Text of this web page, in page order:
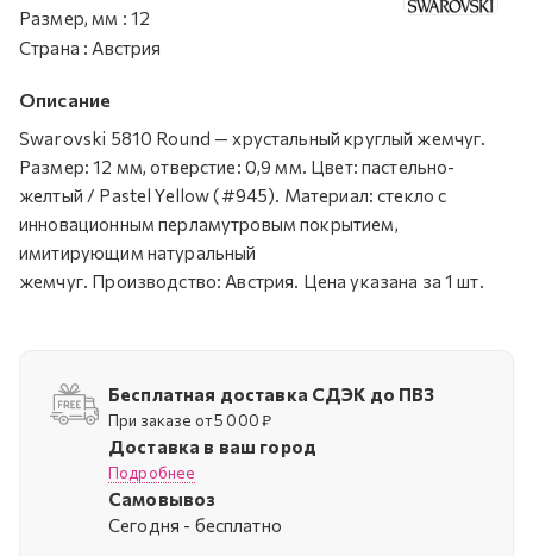
Размер, мм : 12
Страна : Австрия
Описание
Swarovski 5810 Round — хрустальный круглый жемчуг.
Размер: 12 мм, отверстие: 0,9 мм. Цвет: пастельно-
желтый / Pastel Yellow (#945). Материал: стекло с
инновационным перламутровым покрытием,
имитирующим натуральный
жемчуг. Производство: Австрия. Цена указана за 1 шт.
Бесплатная доставка СДЭК до ПВЗ
При заказе от 5 000 ₽
Доставка в ваш город
Подробнее
Самовывоз
Cегодня - бесплатно